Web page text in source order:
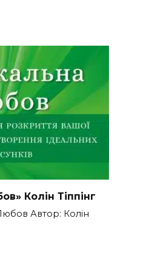
Колін Тіппінг
Автор: Колін